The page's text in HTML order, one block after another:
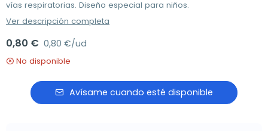
vías respiratorias. Diseño especial para niños.
Ver descripción completa
0,80 € 0,80 €/ud
No disponible
Avísame cuando esté disponible